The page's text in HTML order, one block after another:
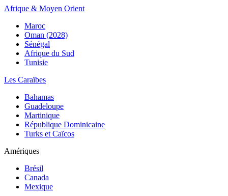
Afrique & Moyen Orient
Maroc
Oman (2028)
Sénégal
Afrique du Sud
Tunisie
Les Caraïbes
Bahamas
Guadeloupe
Martinique
République Dominicaine
Turks et Caïcos
Amériques
Brésil
Canada
Mexique